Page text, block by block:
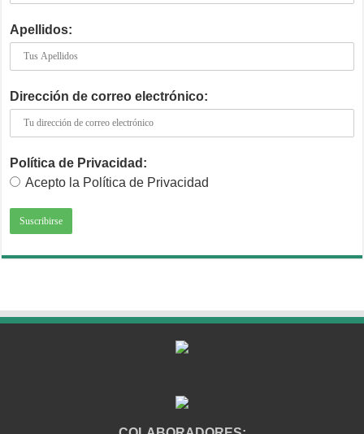
Apellidos:
Dirección de correo electrónico:
Política de Privacidad:
Acepto la Política de Privacidad